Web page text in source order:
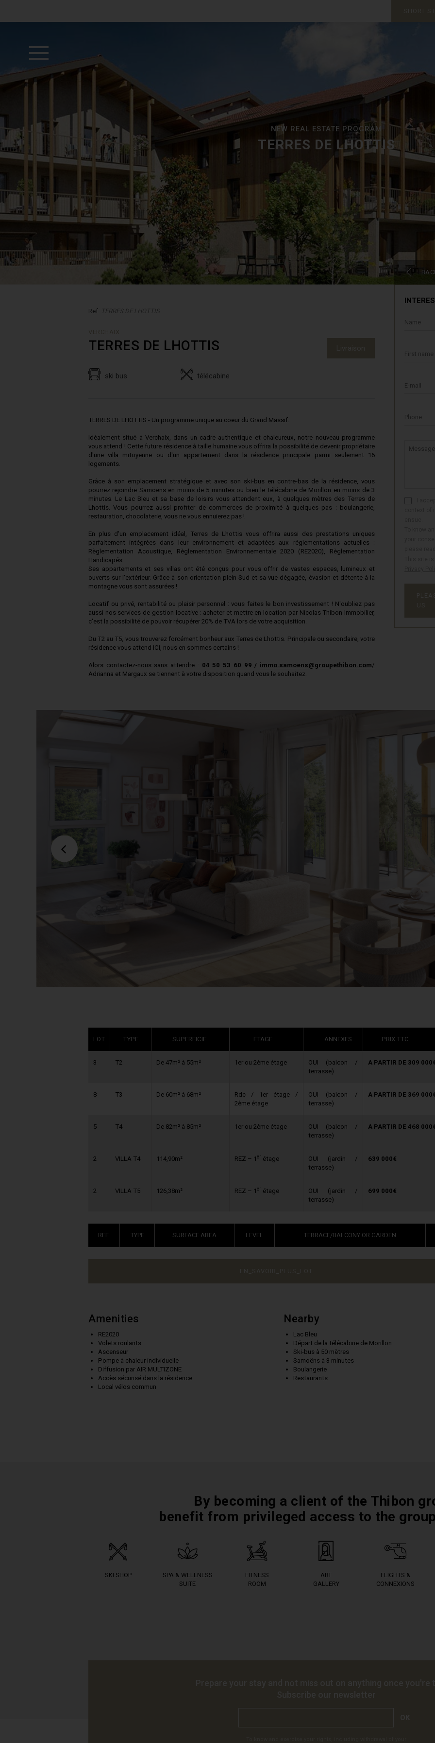
NEW REAL ESTATE PROGRAM
TERRES DE LHOTTIS
Ref. TERRES DE LHOTTIS
TERRES DE LHOTTIS
ski bus télécabine
TERRES DE LHOTTIS - Un programme unique au coeur du Grand Massif.
Idéalement situé à Verchaix, dans un cadre authentique et chaleureux, notre nouveau programme
vous attend ! Cette future résidence à taille humaine vous offrira la possibilité de devenir propriétaire
d'une villa mitoyenne ou d'un appartement dans la résidence principale parmi seulement 16
logements.
Grâce à son emplacement stratégique et avec son ski-bus en contre-bas de la résidence, vous
pourrez rejoindre Samoëns en moins de 5 minutes ou bien le télécabine de Morillon en moins de 3
minutes. Le Lac Bleu et sa base de loisirs vous attendent eux, à quelques mètres des Terres de
Lhottis. Vous pourrez aussi profiter de commerces de proximité à quelques pas : boulangerie,
restauration, chocolaterie, vous ne vous ennuierez pas !
En plus d'un emplacement idéal, Terres de Lhottis vous offrira aussi des prestations uniques
parfaitement intégrées dans leur environnement et adaptées aux réglementations actuelles :
Règlementation Acoustique, Règlementation Environnementale 2020 (RE2020), Règlementation
Handicapés.
Ses appartements et ses villas ont été conçus pour vous offrir de vastes espaces, lumineux et
ouverts sur l'extérieur. Grâce à son orientation plein Sud et sa vue dégagée, évasion et détente à la
montagne vous sont assurées !
Locatif ou privé, rentabilité ou plaisir personnel : vous faites le bon investissement ! N'oubliez pas
aussi nos services de gestion locative : acheter et mettre en location par Nicolas Thibon Immobilier,
c'est la possibilité de pouvoir récupérer 20% de TVA lors de votre acquisition.
Du T2 au T5, vous trouverez forcément bonheur aux Terres de Lhottis. Principale ou secondaire, votre
résidence vous attend ICI, nous en sommes certains !
Alors contactez-nous sans attendre : 04 50 53 60 99 / immo.samoens@groupethibon.com/
Adrianna et Margaux se tiennent à votre disposition quand vous le souhaitez.
Name
First name
E-mail
Phone
Message
LOT TYPE SUPERFICIE ETAGE ANNEXES PRIX TTC
3 T2 De 47m² à 55m² 1er ou 2ème étage
OUI (balcon /
terrasse)
A PARTIR DE 309
8 T3 De 60m² à 68m²
Rdc / 1er étage /
2ème étage
OUI (balcon /
terrasse)
A PARTIR DE 369
5 T4 De 82m² à 85m² 1er ou 2ème étage
OUI (balcon /
terrasse)
A PARTIR DE 468
2 VILLA T4 114,90m² REZ – 1er étage
OUI (jardin /
terrasse)
639 000€
2 VILLA T5 126,38m² REZ – 1er étage
OUI (jardin /
terrasse)
699 000€
REF. TYPE SURFACE AREA LEVEL TERRACE/BALCONY OR GARDEN
Amenities
RE2020
Volets roulants
Ascenseur
Pompe à chaleur individuelle
Diffusion par AIR MULTIZONE
Accès sécurisé dans la résidence
Local vélos commun
Nearby
Lac Bleu
Départ de la télécabine de Morillon
Ski-bus à 50 mètres
Samoëns à 3 minutes
Boulangerie
Restaurants
By becoming a client of the Thibon
benefit from privileged access to the
SKI SHOP
SPA & WELLNESS
SUITE
FITNESS
ROOM
ART
GALLERY
FLIGHTS &
CONNEXIONS